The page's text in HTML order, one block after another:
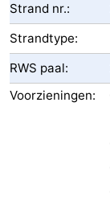
Langstraat
Webcam
Strand
Overnachten
Appartementen
Strand nr.:
Strandtype:
RWS paal:
Voorzieningen: